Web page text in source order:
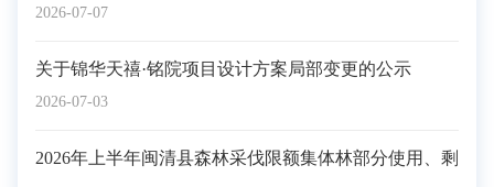
2026-07-07
2026-07-03
关于锦华天禧·铭院项目设计方案局部变更的公示
2026年上半年闽清县森林采伐限额集体林部分使用、剩